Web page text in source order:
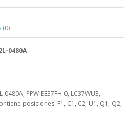
(0)
0480A
PPW-EE37FH-0, LC37WU3,
posiciones: F1, C1, C2, U1, Q1, Q2,